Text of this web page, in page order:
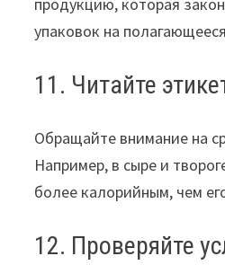
упаковок на
11. Читайте
Обращайте внимание на
Например, в сыре и
более калорийным, чем
12. Проверяйте